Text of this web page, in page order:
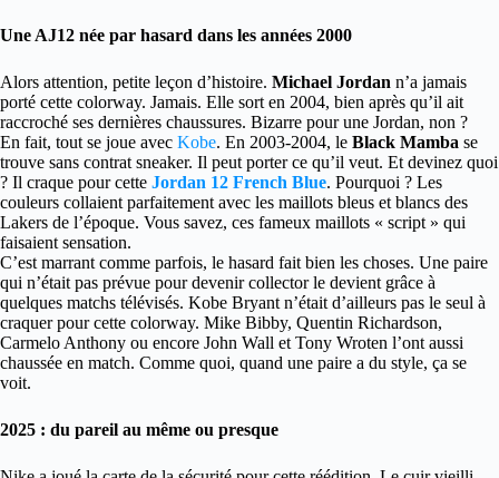
Une AJ12 née par hasard dans les années 2000
Alors attention, petite leçon d’histoire. Michael Jordan n’a jamais
porté cette colorway. Jamais. Elle sort en 2004, bien après qu’il ait
raccroché ses dernières chaussures. Bizarre pour une Jordan, non ?
En fait, tout se joue avec Kobe. En 2003-2004, le Black Mamba se
trouve sans contrat sneaker. Il peut porter ce qu’il veut. Et devinez quoi
? Il craque pour cette Jordan 12 French Blue. Pourquoi ? Les
couleurs collaient parfaitement avec les maillots bleus et blancs des
Lakers de l’époque. Vous savez, ces fameux maillots « script » qui
faisaient sensation.
C’est marrant comme parfois, le hasard fait bien les choses. Une paire
qui n’était pas prévue pour devenir collector le devient grâce à
quelques matchs télévisés. Kobe Bryant n’était d’ailleurs pas le seul à
craquer pour cette colorway. Mike Bibby, Quentin Richardson,
Carmelo Anthony ou encore John Wall et Tony Wroten l’ont aussi
chaussée en match. Comme quoi, quand une paire a du style, ça se
voit.
2025 : du pareil au même ou presque